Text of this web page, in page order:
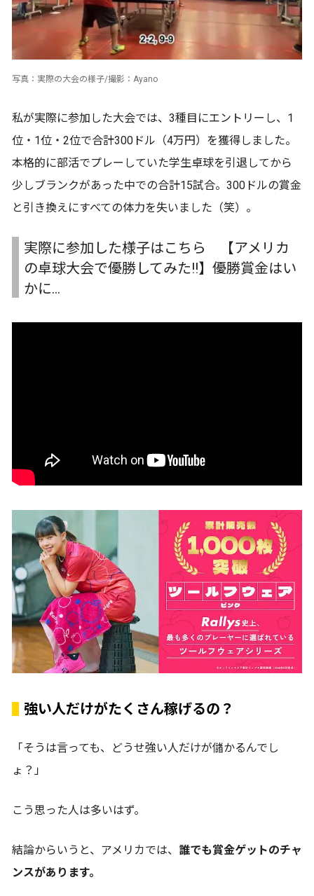
写真：実際の大会の様子/撮影：Ayano
私が実際に参加した大会では、3種目にエントリーし、1
位・1位・2位で合計300ドル（4万円）を獲得しました。
本格的に部活でプレーしていた学生卓球を引退してから
少しブランクがあった中での合計15試合。300ドルの賞金
と引き換えにすべての体力を失いました（笑）。
実際に参加した様子はこちら 【アメリカ
の卓球大会で優勝してみた!!】優勝賞金はい
かに…
強い人だけがたくさん稼げるの？
「そうは言っても、どうせ強い人だけが儲かるんでし
ょ？」
こう思った人は多いはず。
結論からいうと、アメリカでは、 誰でも賞金ゲットのチャ
ンスがあります。